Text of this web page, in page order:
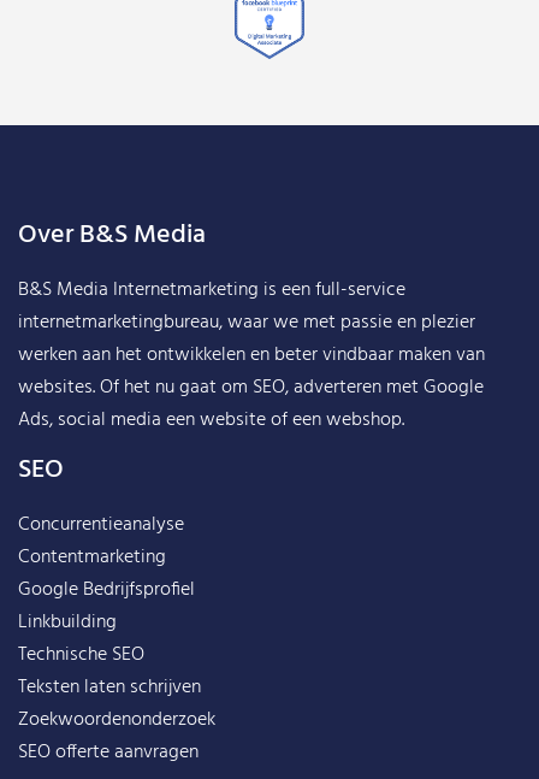
Over B&S Media
B&S Media Internetmarketing is een full-service
internetmarketingbureau, waar we met passie en plezier
werken aan het ontwikkelen en beter vindbaar maken van
websites. Of het nu gaat om SEO, adverteren met Google
Ads, social media een website of een webshop.
SEO
Concurrentieanalyse
Contentmarketing
Google Bedrijfsprofiel
Linkbuilding
Technische SEO
Teksten laten schrijven
Zoekwoordenonderzoek
SEO offerte aanvragen